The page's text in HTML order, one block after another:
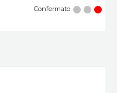
Confermato